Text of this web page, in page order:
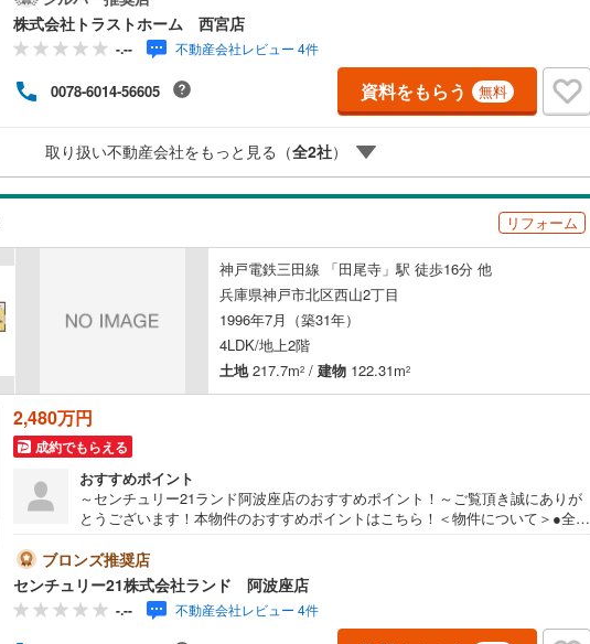
活動線良好！お手洗い×2ヶ所■洗濯物が乾きやすい南東向きバルコニー■モニタ
付インターホン有でセキュリティ安心■大切なお車を雨風から守るビルドインガ
レージ■前道幅約6mで駐車しやすい■小学校が徒歩10分圏内で通学安心〈リフォ
ーム内容〉・システムキッチン新調・洗面化粧台新調・ユニットバス新調・温
水洗浄便座付トイレ新調・クロス・フローリング貼替・建具新調・給湯器新調
など♪北六甲台小学校 約350m♪山口中学校 約1400mお家探しは、トラストホー
に可能な限りおこたえします♪
株式会社トラストホーム 西宮店
-.-- 不動産会社レビュー 4件
0078-6014-56605 資料をもらう 無料
取り扱い不動産会社をもっと見る（全2社）
リフォーム
神戸電鉄三田線 「田尾寺」駅 徒歩16分 他
兵庫県神戸市北区西山2丁目
1996年7月（築31年）
4LDK/地上2階
土地217.7m2 / 建物 122.31m2
2,480万円
成約でもらえる
おすすめポイント
～センチュリー21ランド阿波座店のおすすめポイント！～ご覧頂き誠にありが
とうございます！本物件のおすすめポイントはこちら！＜物件について＞●全居
鉄三田線「田尾寺」駅より徒歩約16分お気軽にお問い合わせください！＜セン
チュリー21ランドについて＞●センチュリー21ランド阿波座店は・・・ お客
様のニーズに寄り添い、大切なお住まいのご購入に最後まで伴走いたします！●
リフォームのご相談も承っております。●不動産に関するお悩み等、なんでもお
ブロンズ推奨店
センチュリー21株式会社ランド 阿波座店
-.-- 不動産会社レビュー 4件